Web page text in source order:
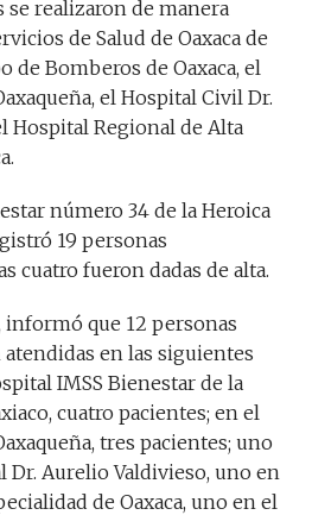
se realizaron de manera
de Salud de Oaxaca de
de Bomberos de Oaxaca, el
el Hospital Civil Dr.
Hospital Regional de Alta
número 34 de la Heroica
19 personas
cuatro fueron dadas de alta.
que 12 personas
en las siguientes
IMSS Bienestar de la
cuatro pacientes; en el
tres pacientes; uno
Dr. Aurelio Valdivieso, uno en
de Oaxaca, uno en el